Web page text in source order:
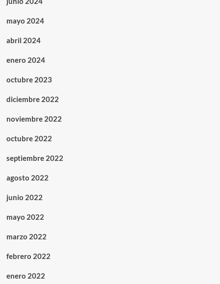
mayo 2024
abril 2024
enero 2024
octubre 2023
diciembre 2022
noviembre 2022
octubre 2022
septiembre 2022
agosto 2022
junio 2022
mayo 2022
marzo 2022
febrero 2022
enero 2022